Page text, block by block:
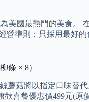
國最熱門的美食。
營準則：只採用最
條 × 8）
菇將以指定口味替
喜餐優惠價499元(原